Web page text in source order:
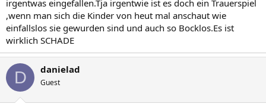
irgentwas eingefallen.Tja irgentwie ist es doch ein Trauerspiel
,wenn man sich die Kinder von heut mal anschaut wie
einfallslos sie gewurden sind und auch so Bocklos.Es ist
wirklich SCHADE
D danielad
Guest